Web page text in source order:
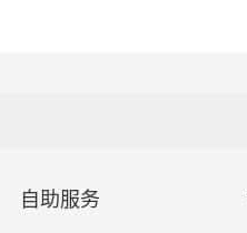
自助服务